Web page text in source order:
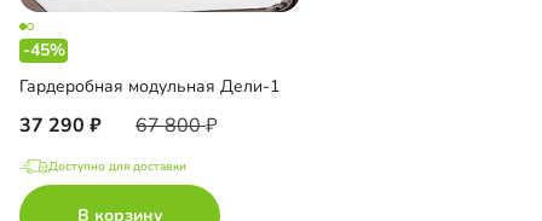
-45%
Гардеробная модульная Дели-1
37 290 67 800
Доступно для доставки
В корзину